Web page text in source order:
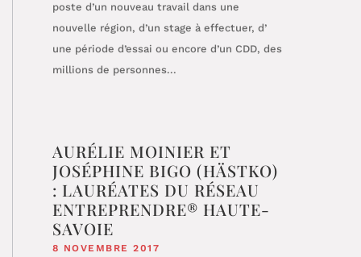
poste d’un nouveau travail dans une
nouvelle région, d’un stage à effectuer, d’
une période d’essai ou encore d’un CDD, des
millions de personnes...
AURÉLIE MOINIER ET
JOSÉPHINE BIGO (HÄSTKO)
: LAURÉATES DU RÉSEAU
ENTREPRENDRE® HAUTE-
SAVOIE
8 NOVEMBRE 2017